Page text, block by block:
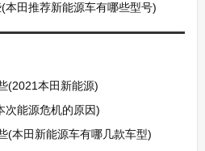
本田推荐新能源车有哪些型号)
(2021本田新能源)
次能源危机的原因)
(本田新能源车有哪几款车型)